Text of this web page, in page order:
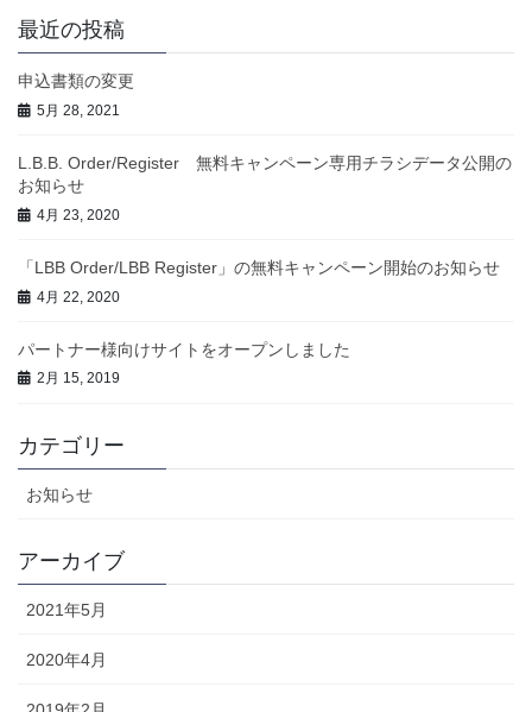
最近の投稿
申込書類の変更
5月 28, 2021
L.B.B. Order/Register 無料キャンペーン専用チラシデータ公開の
お知らせ
4月 23, 2020
「LBB Order/LBB Register」の無料キャンペーン開始のお知らせ
4月 22, 2020
パートナー様向けサイトをオープンしました
2月 15, 2019
カテゴリー
お知らせ
アーカイブ
2021年5月
2020年4月